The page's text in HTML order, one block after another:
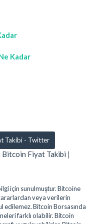
Kadar
Takibi - Twitter
Bitcoin Fiyat Takibi |
için sunulmuştur. Bitcoine
veya verilerin
Bitcoin Borsasında
farklı olabilir. Bitcoin